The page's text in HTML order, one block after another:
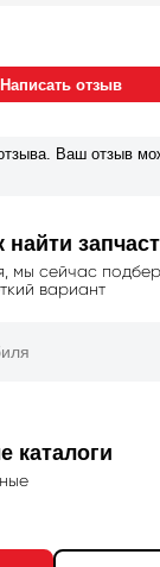
Ваш отзыв
найти
мы сейчас
вариант
каталоги